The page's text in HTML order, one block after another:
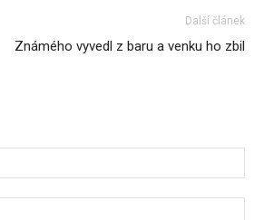
Další článek
Známého vyvedl z baru a venku ho zbil